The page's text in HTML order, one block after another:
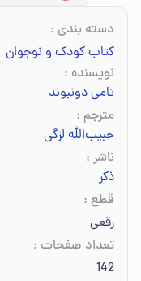
دسته بندی :
کتاب کودک و نوجوان
نویسنده :
تامی دونبوند
مترجم :
حبیب‌الله لزگی
ناشر :
ذکر
قطع :
رقعی
تعداد صفحات :
142